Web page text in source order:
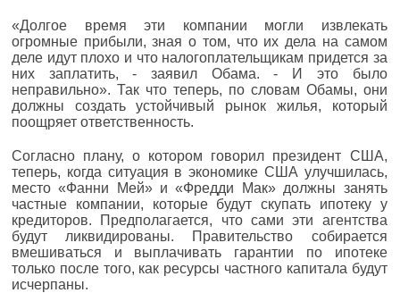
«Долгое время эти компании могли извлекать
огромные прибыли, зная о том, что их дела на самом
деле идут плохо и что налогоплательщикам придется за
них заплатить, - заявил Обама. - И это было
неправильно». Так что теперь, по словам Обамы, они
должны создать устойчивый рынок жилья, который
поощряет ответственность.
Согласно плану, о котором говорил президент США,
теперь, когда ситуация в экономике США улучшилась,
место «Фанни Мей» и «Фредди Мак» должны занять
частные компании, которые будут скупать ипотеку у
кредиторов. Предполагается, что сами эти агентства
будут ликвидированы. Правительство собирается
вмешиваться и выплачивать гарантии по ипотеке
только после того, как ресурсы частного капитала будут
исчерпаны.